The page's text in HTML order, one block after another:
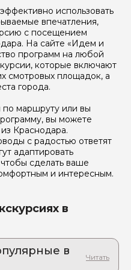
использовать
впечатления,
с посещением
На сайте «Идем и
программ на любой
которые включают
смотровых площадок, а
города.
по маршруту или вы
вы можете
Краснодара.
с радостью ответят
адаптировать
сделать ваше
и интересным.
в
в